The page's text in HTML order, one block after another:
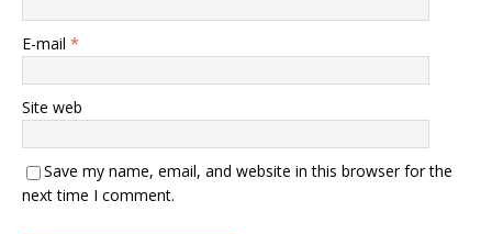
E-mail *
Site web
Save my name, email, and website in this browser for the
next time I comment.